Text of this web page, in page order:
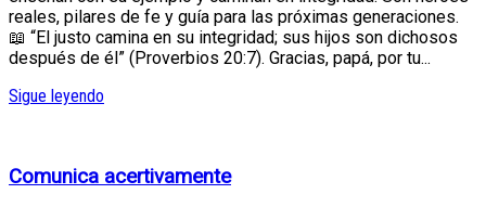
reales, pilares de fe y guía para las próximas generaciones.
📖 “El justo camina en su integridad; sus hijos son dichosos
después de él” (Proverbios 20:7). Gracias, papá, por tu...
Sigue leyendo
Comunica acertivamente